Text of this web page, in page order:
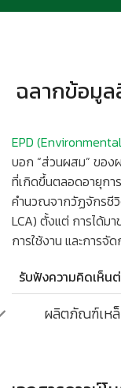
ฉลากข้อมู
EPD
บอก “ส่วนผสม” ขอ
ที่เกิดขึ้นตลอดอายุกา
คำนวณจากวัฏจักรชี
LCA) ตั้งแต่ การได้ม
การใช้งาน และการ
รับฟังความคิดเห็น
ผลิตภัณฑ์เหล็